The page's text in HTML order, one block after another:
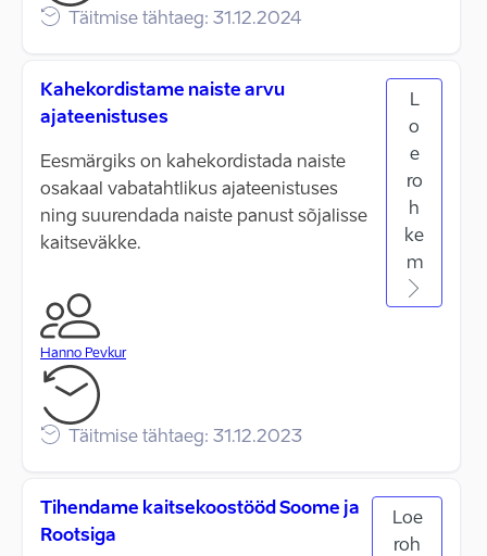
Täitmise tähtaeg: 31.12.2024
Kahekordistame naiste arvu
ajateenistuses
Eesmärgiks on kahekordistada naiste
osakaal vabatahtlikus ajateenistuses
ning suurendada naiste panust sõjalisse
kaitseväkke.
Hanno Pevkur
Täitmise tähtaeg: 31.12.2023
L
o
e
ro
h
ke
m
Tihendame kaitsekoostööd Soome ja
Rootsiga
Loe
roh